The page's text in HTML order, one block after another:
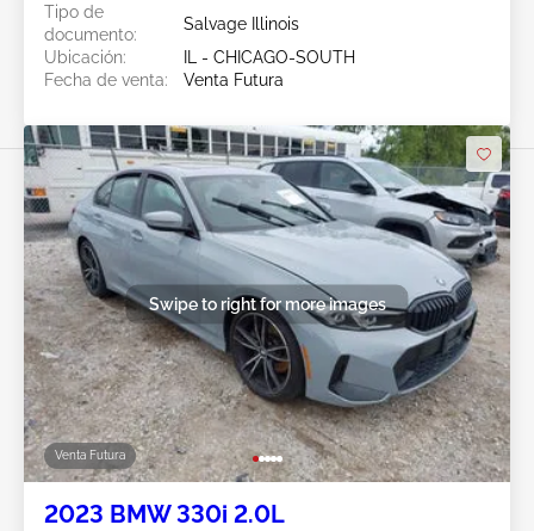
Tipo de
documento:
Salvage Illinois
Ubicación:
IL - CHICAGO-SOUTH
Fecha de venta:
Venta Futura
Venta Futura
Swipe to right for more images
2023 BMW 330i 2.0L